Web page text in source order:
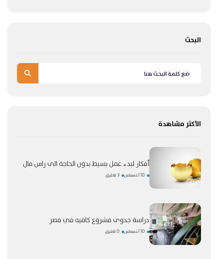
البحث
الأكثر مشاهدة
أفكار لبدء عمل بسيط بدون الحاجة الى راس مال
10 أغسطس 3 تعليق
دراسة جدوى مشروع كافيه في مصر
10 أغسطس 0 تعليق